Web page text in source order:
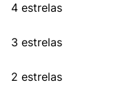
4 estrelas
3 estrelas
2 estrelas